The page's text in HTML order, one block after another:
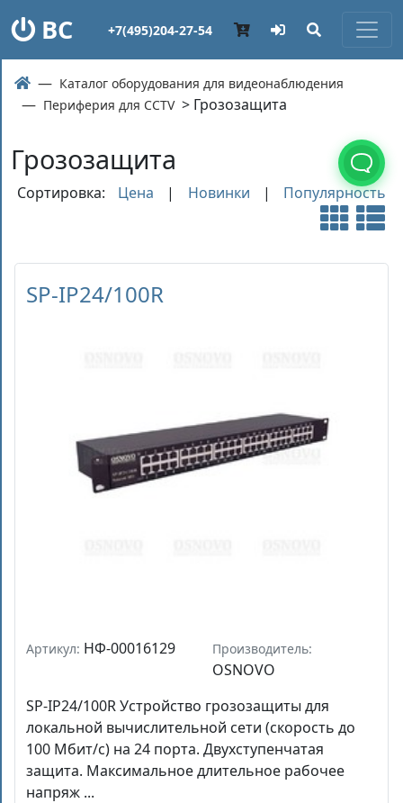
ВС +7(495)204-27-54
Каталог оборудования для видеонаблюдения
Периферия для CCTV> Грозозащита
Грозозащита
Сортировка: Цена | Новинки | Популярность
SP-IP24/100R
Артикул: НФ-00016129 Производитель:
OSNOVO
SP-IP24/100R Устройство грозозащиты для
локальной вычислительной сети (скорость до
100 Мбит/с) на 24 порта. Двухступенчатая
защита. Максимальное длительное рабочее
напряж ...